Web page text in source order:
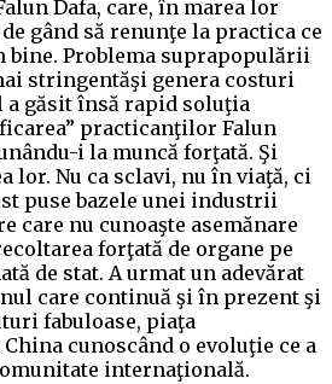
Dafa, care, în marea lor
gând să renunţe la practica ce
bine. Problema suprapopulării
stringentăşi genera costuri
a găsit însă rapid soluţia
practicanţilor Falun
i la muncă forţată. Şi
lor. Nu ca sclavi, nu în viaţă, ci
puse bazele unei industrii
care nu cunoaşte asemănare
forţată de organe pe
de stat. A urmat un adevărat
care continuă şi în prezent şi
fabuloase, piaţa
cunoscând o evoluţie ce a
internaţională.